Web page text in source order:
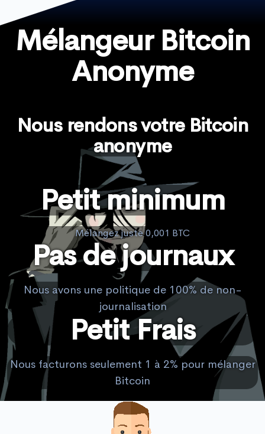
Mélangeur Bitcoin
Anonyme
Nous rendons votre Bitcoin
anonyme
Petit minimum
Mélangez juste 0,001 BTC
Pas de journaux
Nous avons une politique de 100% de non-
journalisation
Petit Frais
Nous facturons seulement 1 à 2% pour mélanger
Bitcoin